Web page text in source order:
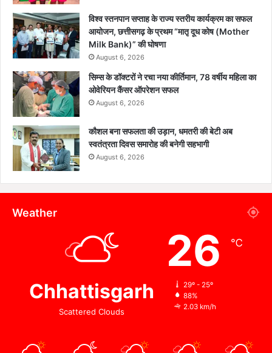
विश्व स्तनपान सप्ताह के राज्य स्तरीय कार्यक्रम का सफल
आयोजन, छत्तीसगढ़ के प्रथम “मातृ दूध कोष (Mother
Milk Bank)” की घोषणा
August 6, 2026
सिम्स के डॉक्टरों ने रचा नया कीर्तिमान, 78 वर्षीय महिला का
ओवेरियन कैंसर ऑपरेशन सफल
August 6, 2026
कौशल बना सफलता की उड़ान, धमतरी की बेटी अब
स्वतंत्रता दिवस समारोह की बनेगी सहभागी
August 6, 2026
Weather
Chhattisgarh
Scattered Clouds
26 ℃
29º - 25º
88%
2.03 km/h